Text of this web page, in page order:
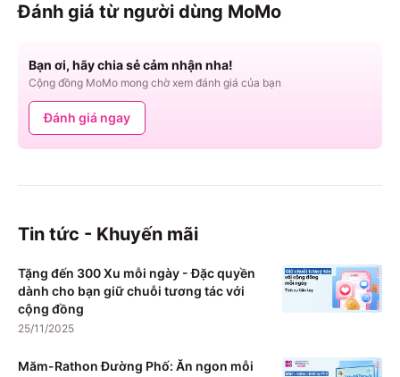
Đánh giá từ người dùng MoMo
Bạn ơi, hãy chia sẻ cảm nhận nha!
Cộng đồng MoMo mong chờ xem đánh giá của bạn
Đánh giá ngay
Tin tức - Khuyến mãi
Tặng đến 300 Xu mỗi ngày - Đặc quyền
dành cho bạn giữ chuỗi tương tác với
cộng đồng
25/11/2025
Măm-Rathon Đường Phố: Ăn ngon mỗi